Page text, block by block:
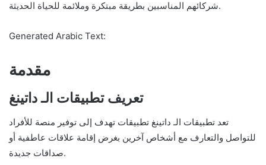
شركائهم المناسبين بطريقة مبتكرة وملائمة للحياة الحديثة.
Generated Arabic Text:
مقدمة
تعريف تطبيقات الـ داتينغ
تعد تطبيقات الـ داتينغ تطبيقات تهدف إلى توفير منصة للأفراد
للتواصل والتعارف مع أشخاص آخرين بغرض إقامة علاقات عاطفية أو
صداقات جديدة.